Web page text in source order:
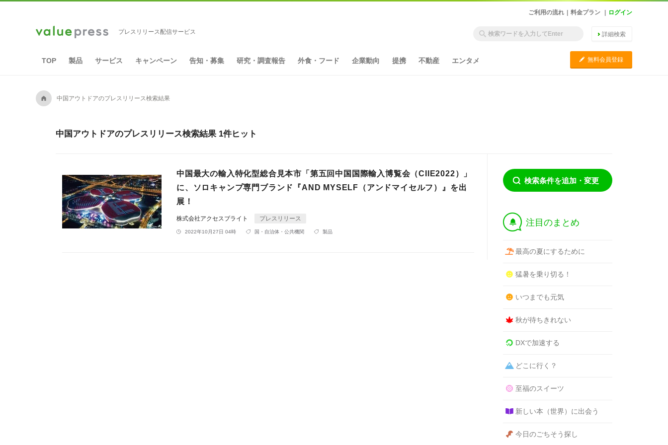
ご利用の流れ 料金プラン ログイン
プレスリリース配信サービス 詳細検索
TOP 製品 サービス キャンペーン 告知・募集 研究・調査報告 外食・フード 企業動向 提携 不動産 エンタメ C 無料会員登録
A 中国アウトドアのプレスリリース検索結果
中国アウトドアのプレスリリース検索結果 1件ヒット
中国最大の輸入特化型総合見本市「第五回中国国際輸入博覧会（CIIE2022）」
に、ソロキャンプ専門ブランド『AND MYSELF（アンドマイセルフ）』を出
展！
株式会社アクセスブライト プレスリリース
2022年10月27日 04時 国・自治体・公共機関 製品
検索条件を追加・変更
† 注目のまとめ
最高の夏にするために
猛暑を乗り切る！
いつまでも元気
秋が待ちきれない
DXで加速する
どこに行く？
至福のスイーツ
新しい本（世界）に出会う
今日のごちそう探し